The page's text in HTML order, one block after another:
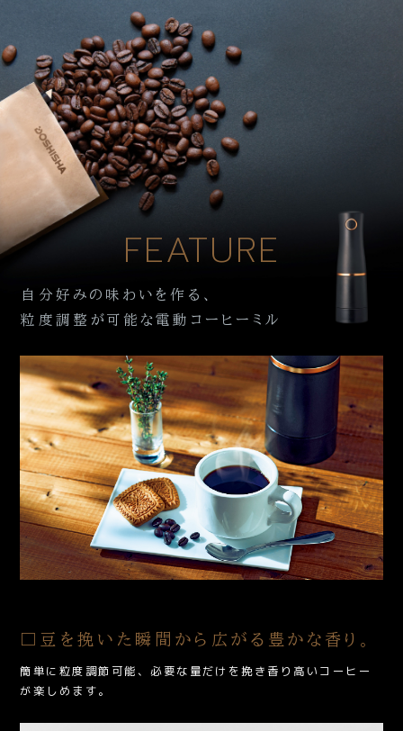
FEATURE
自分好みの味わいを作る、
粒度調整が可能な電動コーヒーミル
□豆を挽いた瞬間から広がる豊かな香り。
簡単に粒度調節可能、必要な量だけを挽き香り高いコーヒー
が楽しめます。